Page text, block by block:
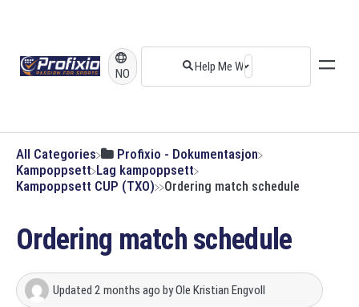
NO
All Categories
​Profixio - Dokumentasjon
​Kampoppsett ​Lag kampoppsett
​Kampoppsett CUP (TXO)
Ordering match schedule
Ordering match schedule
Updated 2 months ago byOle Kristian Engvoll